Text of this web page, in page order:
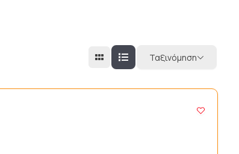
Ταξινόμηση